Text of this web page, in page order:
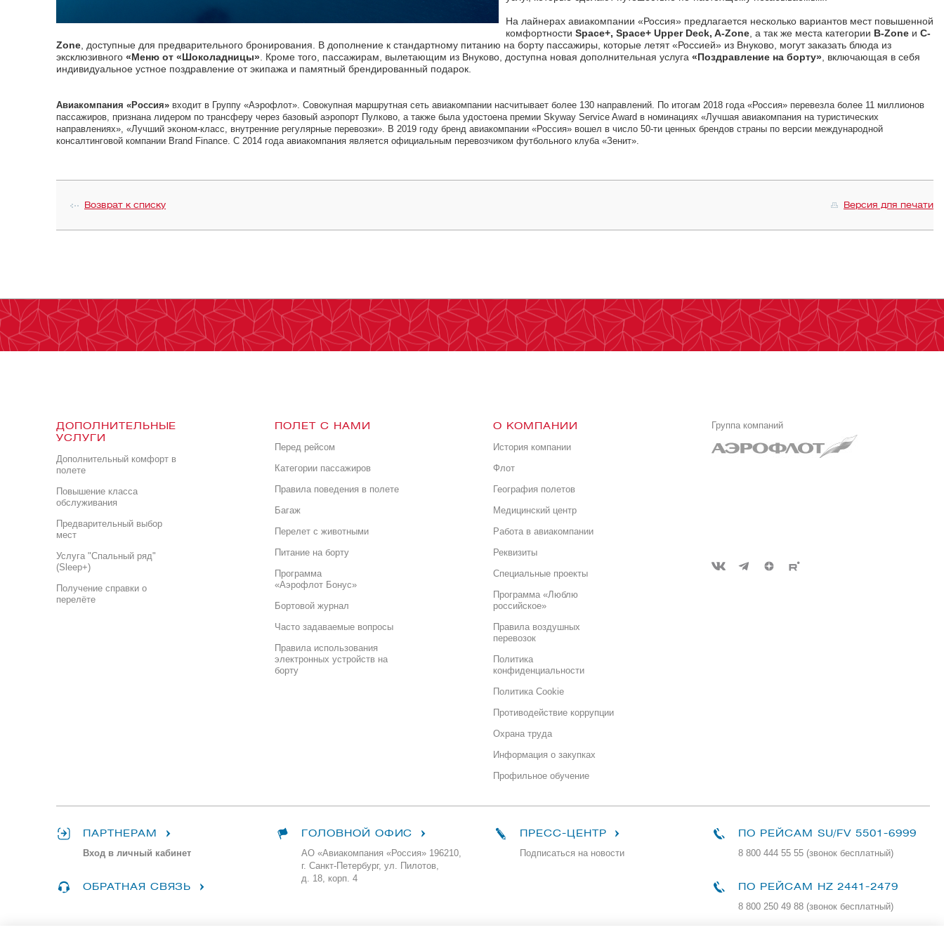
На лайнерах авиакомпании «Россия» предлагается несколько вариантов мест повышенной
комфортности Space+, Space+ Upper Deсk, A-Zone , а так же места категории B-Zone и C-
Zone , доступные для предварительного бронирования. В дополнение к стандартному питанию на борту пассажиры, которые летят «Россией» из Внуково, могут заказать блюда из
эксклюзивного «Меню от «Шоколадницы» . Кроме того, пассажирам, вылетающим из Внуково, доступна новая дополнительная услуга «Поздравление на борту» , включающая в себя
индивидуальное устное поздравление от экипажа и памятный брендированный подарок.
Авиакомпания «Россия» входит в Группу «Аэрофлот». Совокупная маршрутная сеть авиакомпании насчитывает более 130 направлений. По итогам 2018 года «Россия» перевезла более 11 миллионов
пассажиров, признана лидером по трансферу через базовый аэропорт Пулково, а также была удостоена премии Skyway Service Award в номинациях «Лучшая авиакомпания на туристических
направлениях», «Лучший эконом-класс, внутренние регулярные перевозки». В 2019 году бренд авиакомпании «Россия» вошел в число 50-ти ценных брендов страны по версии международной
консалтинговой компании Brand Finance. С 2014 года авиакомпания является официальным перевозчиком футбольного клуба «Зенит».
Возврат к списку Версия для печати
ДОПОЛНИТЕЛЬНЫЕ
УСЛУГИ
Дополнительный комфорт в
полете
Повышение класса
обслуживания
Предварительный выбор
мест
Услуга "Спальный ряд"
(Sleep+)
Получение справки о
перелёте
ПОЛЕТ С НАМИ
Перед рейсом
Категории пассажиров
Правила поведения в полете
Багаж
Перелет с животными
Питание на борту
Программа
«Аэрофлот Бонус»
Бортовой журнал
Часто задаваемые вопросы
Правила использования
электронных устройств на
борту
О КОМПАНИИ
История компании
Флот
География полетов
Медицинский центр
Работа в авиакомпании
Реквизиты
Специальные проекты
Программа «Люблю
российское»
Правила воздушных
перевозок
Политика
конфиденциальности
Политика Cookie
Противодействие коррупции
Охрана труда
Информация о закупках
Профильное обучение
Группа компаний
ПАРТНЕРАМ
Вход в личный кабинет
ОБРАТНАЯ СВЯЗЬ
ГОЛОВНОЙ ОФИС
АО «Авиакомпания «Россия» 196210,
г. Санкт-Петербург, ул. Пилотов,
д. 18, корп. 4
ПРЕСС-ЦЕНТР
Подписаться на новости
ПО РЕЙСАМ SU/FV 5501-6999
8 800 444 55 55 (звонок бесплатный)
ПО РЕЙСАМ HZ 2441-2479
8 800 250 49 88 (звонок бесплатный)